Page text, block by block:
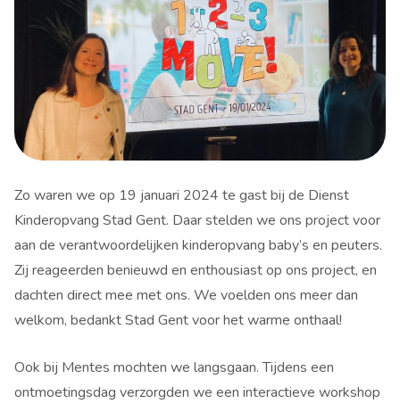
Zo waren we op 19 januari 2024 te gast bij de Dienst
Kinderopvang Stad Gent. Daar stelden we ons project voor
aan de verantwoordelijken kinderopvang baby’s en peuters.
Zij reageerden benieuwd en enthousiast op ons project, en
dachten direct mee met ons. We voelden ons meer dan
welkom, bedankt Stad Gent voor het warme onthaal!
Ook bij Mentes mochten we langsgaan. Tijdens een
ontmoetingsdag verzorgden we een interactieve workshop